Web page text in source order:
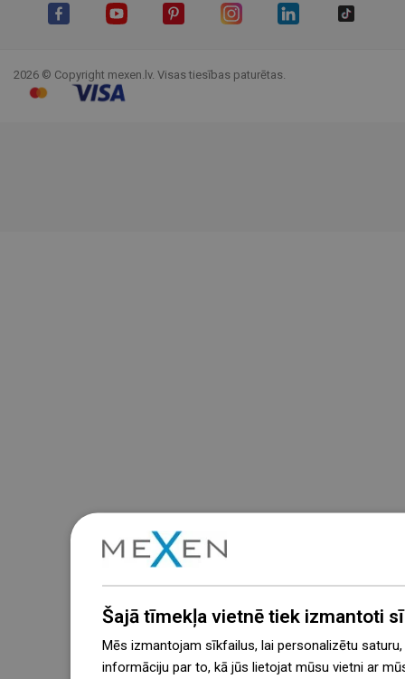
2026 © Copyright mexen.lv. Visas tiesības paturētas.
Šajā tīmekļa vietnē tiek izmantoti
Mēs izmantojam sīkfailus, lai personalizētu
informāciju par to, kā jūs lietojat mūsu vietni ar